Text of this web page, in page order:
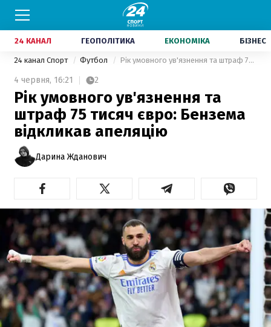
24 КАНАЛ ГЕОПОЛІТИКА ЕКОНОМІКА БІЗНЕС
24 канал Спорт Футбол Рік умовного ув'язнення та штраф 75 тисяч євро: Бензема відкликав апеляцію
4 червня, 16:21 2
Рік умовного ув'язнення та
штраф 75 тисяч євро: Бензема
відкликав апеляцію
Дарина Жданович